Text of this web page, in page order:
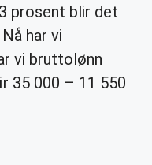
prosent blir det
har vi
vi bruttolønn
35 000 – 11 550